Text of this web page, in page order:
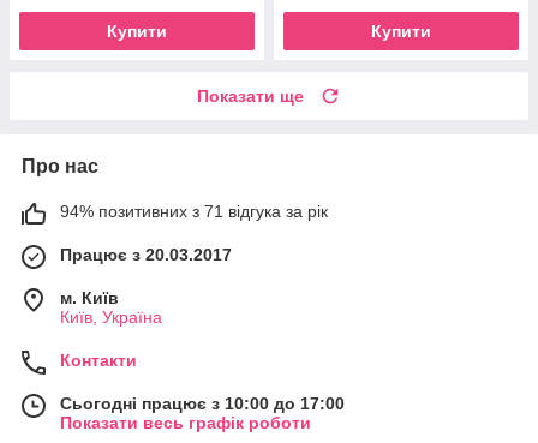
Купити Купити
Показати ще
Про нас
94% позитивних з 71 відгука за рік
Працює з 20.03.2017
м. Київ
Київ, Україна
Контакти
Сьогодні працює з 10:00 до 17:00
Показати весь графік роботи